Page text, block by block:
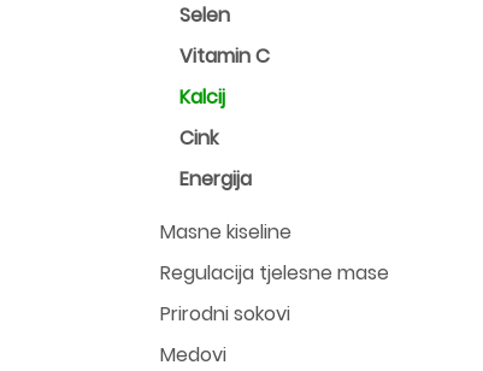
Selen
Vitamin C
Kalcij
Cink
Energija
Masne kiseline
Regulacija tjelesne mase
Prirodni sokovi
Medovi